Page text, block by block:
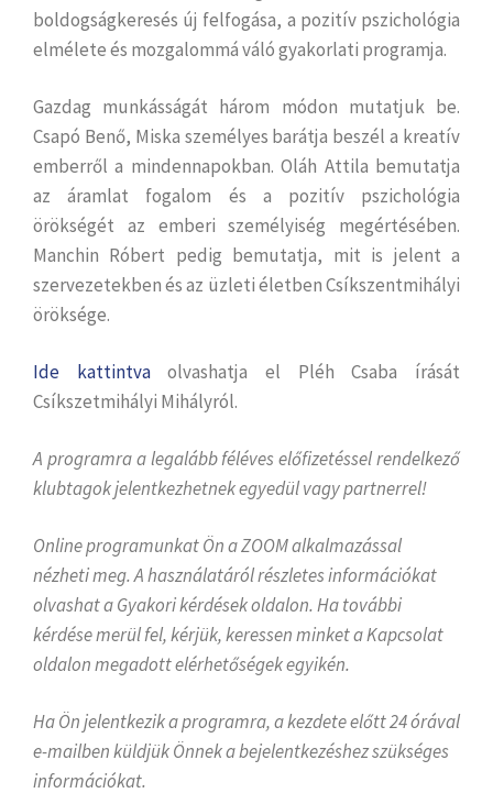
boldogságkeresés új felfogása, a pozitív pszichológia
elmélete és mozgalommá váló gyakorlati programja.
Gazdag munkásságát három módon mutatjuk be.
Csapó Benő, Miska személyes barátja beszél a kreatív
emberről a mindennapokban. Oláh Attila bemutatja
az áramlat fogalom és a pozitív pszichológia
örökségét az emberi személyiség megértésében.
Manchin Róbert pedig bemutatja, mit is jelent a
szervezetekben és az üzleti életben Csíkszentmihályi
öröksége.
Ide kattintvaolvashatja el Pléh Csaba írását
Csíkszetmihályi Mihályról.
A programra a legalább féléves előfizetéssel rendelkező
klubtagok jelentkezhetnek egyedül vagy partnerrel!
Online programunkat Ön a ZOOM alkalmazással
nézheti meg. A használatáról részletes információkat
olvashat a Gyakori kérdések oldalon. Ha további
kérdése merül fel, kérjük, keressen minket a Kapcsolat
oldalon megadott elérhetőségek egyikén.
Ha Ön jelentkezik a programra, a kezdete előtt 24 órával
e-mailben küldjük Önnek a bejelentkezéshez szükséges
információkat.